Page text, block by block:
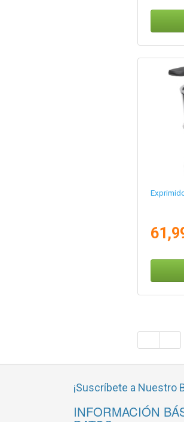
¡Suscríbete a Nuestro
INFORMACIÓN